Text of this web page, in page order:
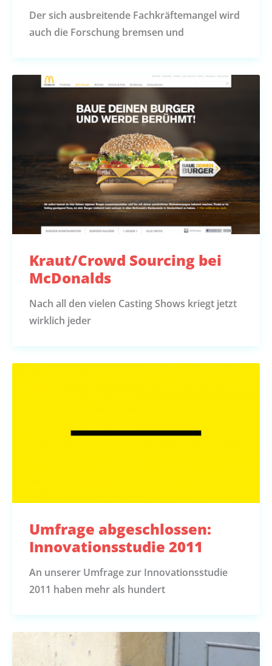
Der sich ausbreitende Fachkräftemangel wird
auch die Forschung bremsen und
Kraut/Crowd Sourcing bei
McDonalds
Nach all den vielen Casting Shows kriegt jetzt
wirklich jeder
Umfrage abgeschlossen:
Innovationsstudie 2011
An unserer Umfrage zur Innovationsstudie
2011 haben mehr als hundert